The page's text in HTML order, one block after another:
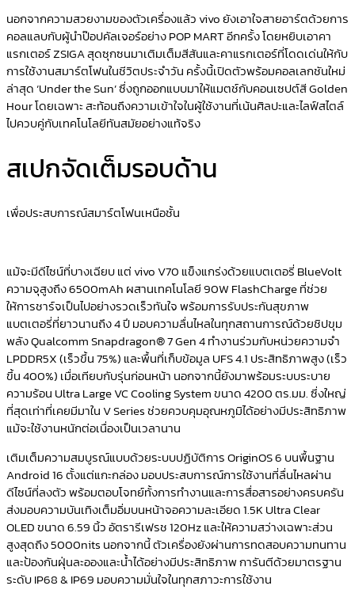
นอกจากความสวยงามของตัวเครื่องแล้ว vivo ยังเอาใจสายอาร์ตด้วยการ
คอลแลบกับผู้นำป๊อปคัลเจอร์อย่าง POP MART อีกครั้ง โดยหยิบเอาคา
แรกเตอร์ ZSIGA สุดซุกซนมาเติมเต็มสีสันและคาแรกเตอร์ที่โดดเด่นให้กับ
การใช้งานสมาร์ตโฟนในชีวิตประจำวัน ครั้งนี้เปิดตัวพร้อมคอลเลกชันใหม่
ล่าสุด ‘Under the Sun’ ซึ่งถูกออกแบบมาให้แมตช์กับคอนเซปต์สี Golden
Hour โดยเฉพาะ สะท้อนถึงความเข้าใจในผู้ใช้งานที่เน้นศิลปะและไลฟ์สไตล์
ไปควบคู่กับเทคโนโลยีทันสมัยอย่างแท้จริง
สเปกจัดเต็มรอบด้าน
เพื่อประสบการณ์สมาร์ตโฟนเหนือชั้น
แม้จะมีดีไซน์ที่บางเฉียบ แต่ vivo V70 แข็งแกร่งด้วยแบตเตอรี่ BlueVolt
ความจุสูงถึง 6500mAh ผสานเทคโนโลยี 90W FlashCharge ที่ช่วย
ให้การชาร์จเป็นไปอย่างรวดเร็วทันใจ พร้อมการรับประกันสุขภาพ
แบตเตอรี่ที่ยาวนานถึง 4 ปี มอบความลื่นไหลในทุกสถานการณ์ด้วยชิปขุม
พลัง Qualcomm Snapdragon® 7 Gen 4 ทำงานร่วมกับหน่วยความจำ
LPDDR5X (เร็วขึ้น 75%) และพื้นที่เก็บข้อมูล UFS 4.1 ประสิทธิภาพสูง (เร็ว
ขึ้น 400%) เมื่อเทียบกับรุ่นก่อนหน้า นอกจากนี้ยังมาพร้อมระบบระบาย
ความร้อน Ultra Large VC Cooling System ขนาด 4200 ตร.มม. ซึ่งใหญ่
ที่สุดเท่าที่เคยมีมาใน V Series ช่วยควบคุมอุณหภูมิได้อย่างมีประสิทธิภาพ
แม้จะใช้งานหนักต่อเนื่องเป็นเวลานาน
เติมเต็มความสมบูรณ์แบบด้วยระบบปฏิบัติการ OriginOS 6 บนพื้นฐาน
Android 16 ตั้งแต่แกะกล่อง มอบประสบการณ์การใช้งานที่ลื่นไหลผ่าน
ดีไซน์ที่ลงตัว พร้อมตอบโจทย์ทั้งการทำงานและการสื่อสารอย่างครบครัน
ส่งมอบความบันเทิงเต็มอิ่มบนหน้าจอความละเอียด 1.5K Ultra Clear
OLED ขนาด 6.59 นิ้ว อัตรารีเฟรช 120Hz และให้ความสว่างเฉพาะส่วน
สูงสุดถึง 5000nits นอกจากนี้ ตัวเครื่องยังผ่านการทดสอบความทนทาน
และป้องกันฝุ่นละอองและน้ำได้อย่างมีประสิทธิภาพ การันตีด้วยมาตรฐาน
ระดับ IP68 & IP69 มอบความมั่นใจในทุกสภาวะการใช้งาน